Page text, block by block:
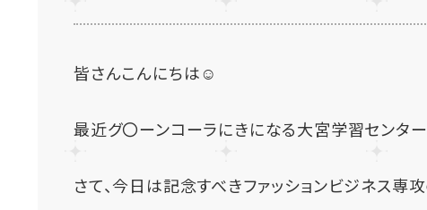
皆さんこんにちは☺
最近グ〇ーンコーラにきになる大宮学習センタ
さて、今日は記念すべきファッションビジネス